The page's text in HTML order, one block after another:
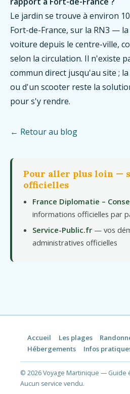
Le jardin se trouve à environ
Fort-de-France, sur la RN3 —
voiture depuis le centre-ville,
selon la circulation. Il n'existe
commun direct jusqu'au site ;
ou d'un scooter reste la
pour s'y rendre.
← Retour au blog
Pour aller plus loin —
officielles
France Diplomatie –
informations officielles par
Service-Public.fr— vos
administratives officielles
Accueil Les plages
Hébergements
Infos
© 2026 Voyage Martinique — Guide
Aucun service vendu.